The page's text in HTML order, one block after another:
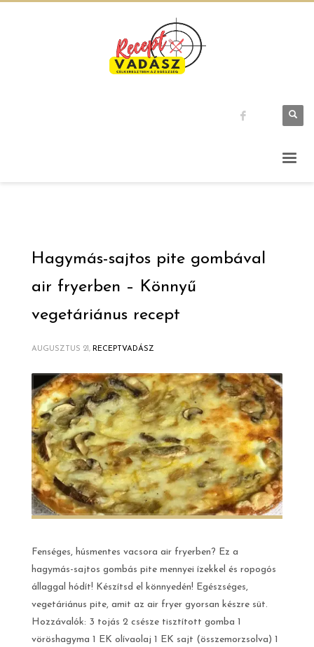
Hagymás-sajtos pite gombával
air fryerben – Könnyű
vegetáriánus recept
AUGUSZTUS 21, RECEPTVADÁSZ
Fenséges, húsmentes vacsora air fryerben? Ez a
hagymás-sajtos gombás pite mennyei ízekkel és ropogós
állaggal hódít! Készítsd el könnyedén! Egészséges,
vegetáriánus pite, amit az air fryer gyorsan készre süt.
Hozzávalók: 3 tojás 2 csésze tisztított gomba 1
vöröshagyma 1 EK olívaolaj 1 EK sajt (összemorzsolva) 1